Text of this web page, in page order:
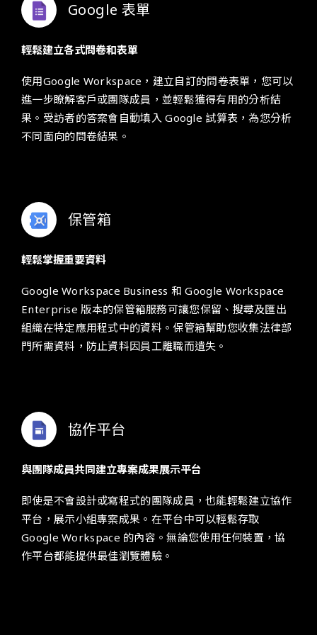
Google 表單
輕鬆建立各式問卷和表單
使用Google Workspace ， 建立自訂的問卷表單，您可以
進一步瞭解客戶或團隊成員，並輕鬆獲得有用的分析結
果。受訪者的答案會自動填入 Google 試算表，為您分析
不同面向的問卷結果。
保管箱
輕鬆掌握重要資料
Google Workspace Business 和Google Workspace
Enterprise 版本的保管箱服務可讓您保留、搜尋及匯出
組織在特定應用程式中的資料。保管箱幫助您收集法律部
門所需資料，防止資料因員工離職而遺失。
協作平台
與團隊成員共同建立專案成果展示平台
即使是不會設計或寫程式的團隊成員，也能輕鬆建立協作
平台，展示小組專案成果。在平台中可以輕鬆存取
Google Workspace 的內容。無論您使用任何裝置，協
作平台都能提供最佳瀏覽體驗。